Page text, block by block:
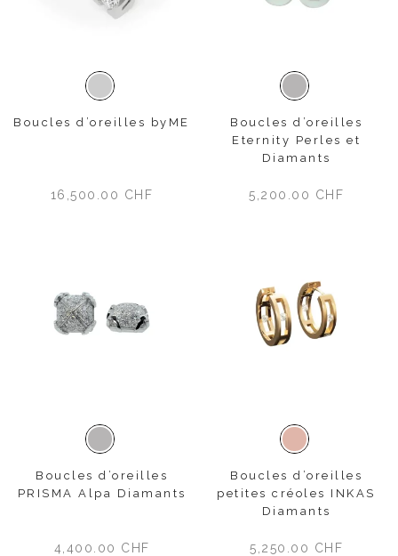
Platine
Boucles d’oreilles byME
16,500.00 CHF
Or blanc
Boucles d’oreilles
Eternity Perles et
Diamants
5,200.00 CHF
Or blanc
Boucles d’oreilles
PRISMA Alpa Diamants
4,400.00 CHF
Or rose
Boucles d’oreilles
petites créoles INKAS
Diamants
5,250.00 CHF